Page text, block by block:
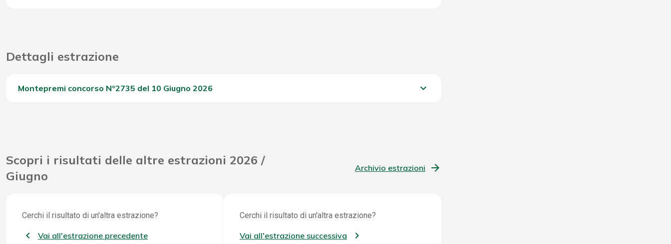
Dettagli estrazione
Montepremi concorso Nº2735 del 10 Giugno 2026 keyboard_arrow_down
Scopri i risultati delle altre estrazioni 2026 /
Giugno
Archivio estrazioni
Cerchi il risultato di un'altra estrazione?
Vai all'estrazione precedente
Cerchi il risultato di un'altra estrazione?
Vai all'estrazione successiva